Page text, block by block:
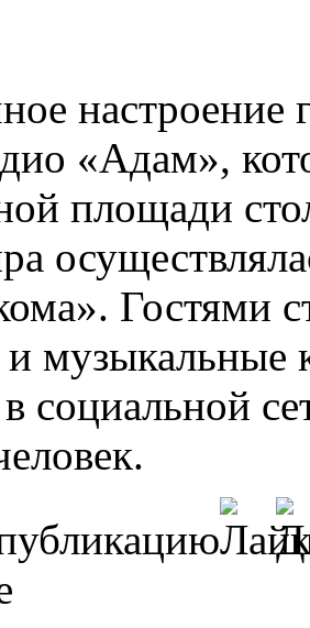
настроение
«Адам»,
площади
Гостями
музыкальные
социальной